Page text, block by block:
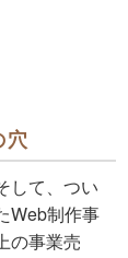
して、つい
Web制作事
の事業売